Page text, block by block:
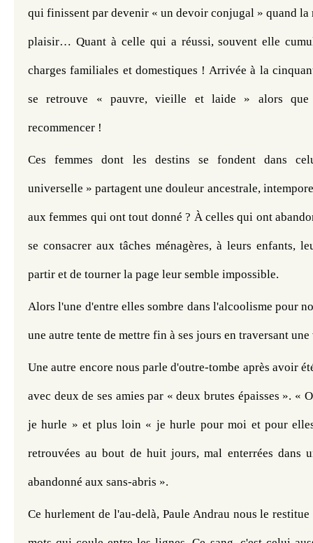
qui finissent par devenir « un devoir conjugal » quand
plaisir… Quant à celle qui a réussi, souvent elle
charges familiales et domestiques ! Arrivée à la
se retrouve « pauvre, vieille et laide » alors
recommencer !
Ces femmes dont les destins se fondent dans
universelle » partagent une douleur ancestrale,
aux femmes qui ont tout donné ? À celles qui ont
se consacrer aux tâches ménagères, à leurs enfants,
partir et de tourner la page leur semble impossible.
Alors l'une d'entre elles sombre dans l'alcoolisme pour
une autre tente de mettre fin à ses jours en traversant
Une autre encore nous parle d'outre-tombe après avoir
avec deux de ses amies par « deux brutes épaisses ». «
je hurle » et plus loin « je hurle pour moi et pour
retrouvées au bout de huit jours, mal enterrées dans
abandonné aux sans-abris ».
Ce hurlement de l'au-delà, Paule Andrau nous le